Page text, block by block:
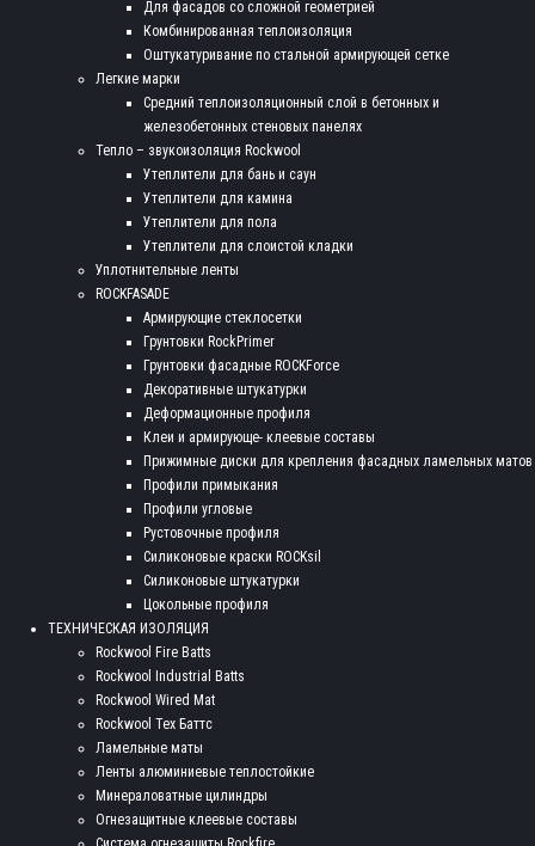
Для фасадов со сложной геометрией
Комбинированная теплоизоляция
Оштукатуривание по стальной армирующей сетке
Легкие марки
Средний теплоизоляционный слой в бетонных и
железобетонных стеновых панелях
Тепло – звукоизоляция Rockwool
Утеплители для бань и саун
Утеплители для камина
Утеплители для пола
Утеплители для слоистой кладки
Уплотнительные ленты
ROCKFASADE
Армирующие стеклосетки
Грунтовки RockPrimer
Грунтовки фасадные ROCKForce
Декоративные штукатурки
Деформационные профиля
Клеи и армирующе- клеевые составы
Прижимные диски для крепления фасадных ламельных матов
Профили примыкания
Профили угловые
Рустовочные профиля
Силиконовые краски ROCKsil
Силиконовые штукатурки
Цокольные профиля
ТЕХНИЧЕСКАЯ ИЗОЛЯЦИЯ
Rockwool Fire Batts
Rockwool Industrial Batts
Rockwool Wired Mat
Rockwool Тех Баттс
Ламельные маты
Ленты алюминиевые теплостойкие
Минераловатные цилиндры
Огнезащитные клеевые составы